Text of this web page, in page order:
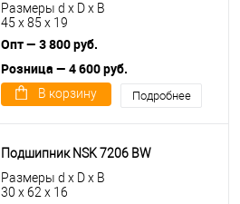
Размеры d x D x B
45 x 85 x 19
Опт — 3 800 руб.
Розница — 4 600 руб.
В корзину Подробнее
Подшипник NSK 7206 BW
Размеры d x D x B
30 x 62 x 16